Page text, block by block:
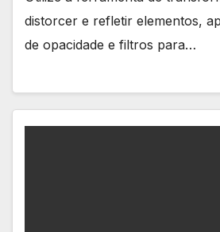
distorcer e refletir elementos,
de opacidade e filtros para…